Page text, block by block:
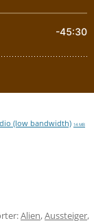
(low bandwidth) 14 MB
Alien,Aussteiger,